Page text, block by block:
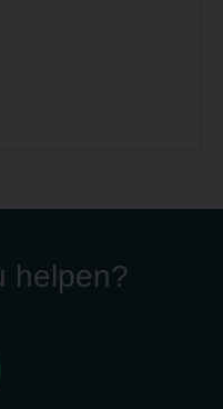
Bij Dierapotheker.nl
bij hond, kat en
helpen?